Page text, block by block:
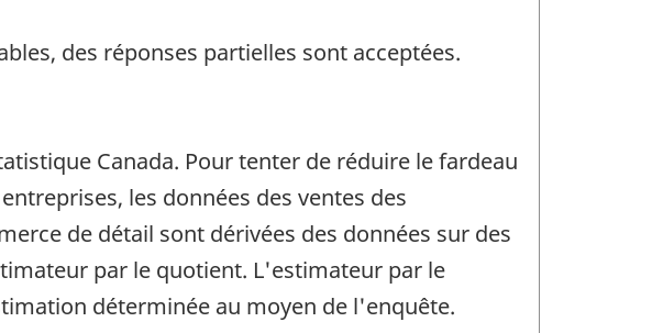
des réponses partielles sont acceptées.
Canada. Pour tenter de réduire le fardeau
les données des ventes des
de détail sont dérivées des données sur des
par le quotient. L'estimateur par le
déterminée au moyen de l'enquête.